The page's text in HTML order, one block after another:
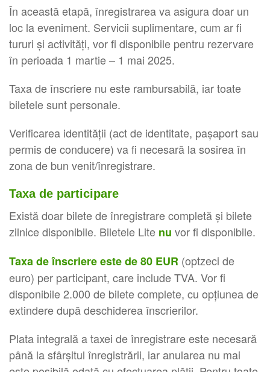
În această etapă, înregistrarea va asigura doar un
loc la eveniment. Servicii suplimentare, cum ar fi
tururi și activități, vor fi disponibile pentru rezervare
în perioada 1 martie – 1 mai 2025.
Taxa de înscriere nu este rambursabilă, iar toate
biletele sunt personale.
Verificarea identității (act de identitate, pașaport sau
permis de conducere) va fi necesară la sosirea în
zona de bun venit/înregistrare.
Taxa de participare
Există doar bilete de înregistrare completă și bilete
zilnice disponibile. Biletele Lite nu vor fi disponibile.
Taxa de înscriere este de 80 EUR (optzeci de
euro) per participant, care include TVA. Vor fi
disponibile 2.000 de bilete complete, cu opțiunea de
extindere după deschiderea înscrierilor.
Plata integrală a taxei de înregistrare este necesară
până la sfârșitul înregistrării, iar anularea nu mai